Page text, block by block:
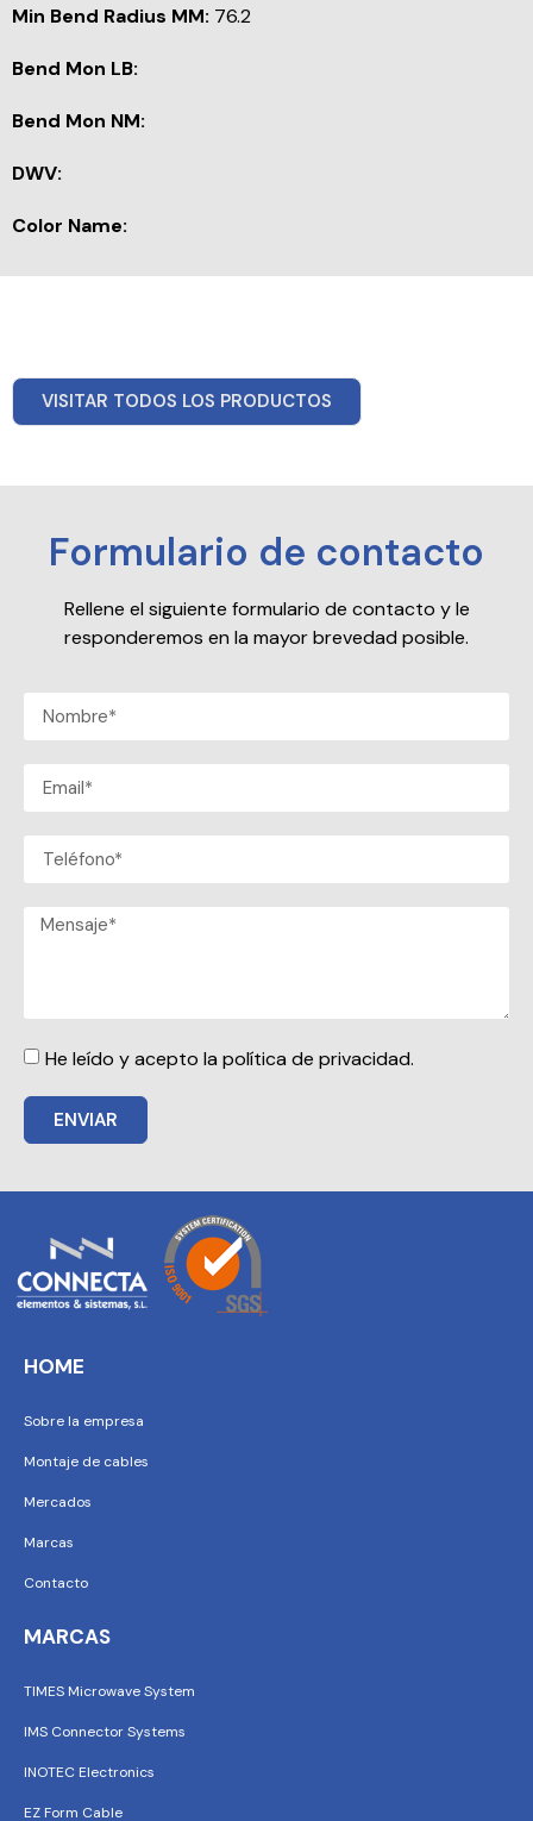
Min Bend Radius MM: 76.2
Bend Mon LB:
Bend Mon NM:
DWV:
Color Name:
VISITAR TODOS LOS PRODUCTOS
Formulario de contacto
Rellene el siguiente formulario de contacto y le
responderemos en la mayor brevedad posible.
He leído y acepto la política de privacidad.
ENVIAR
HOME
Sobre la empresa
Montaje de cables
Mercados
Marcas
Contacto
MARCAS
TIMES Microwave System
IMS Connector Systems
INOTEC Electronics
EZ Form Cable